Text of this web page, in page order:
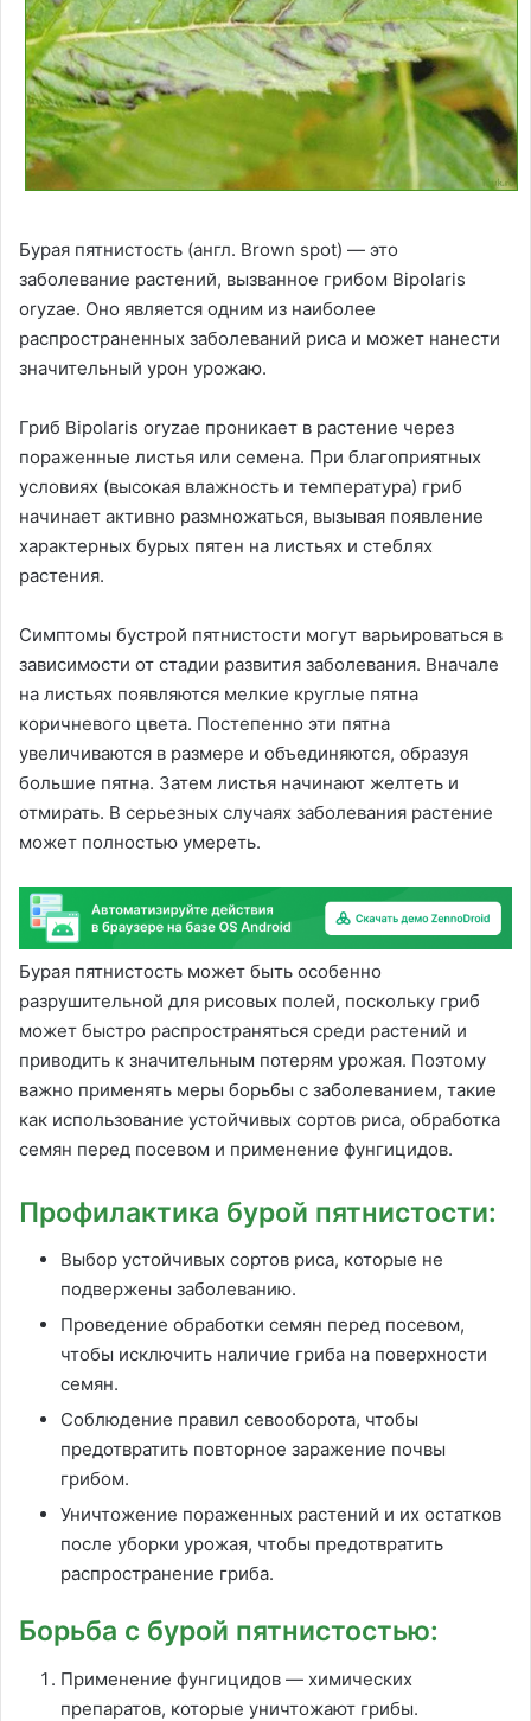
Бурая пятнистость (англ. Brown spot) — это
заболевание растений, вызванное грибом Bipolaris
oryzae. Оно является одним из наиболее
распространенных заболеваний риса и может нанести
значительный урон урожаю.
Гриб Bipolaris oryzae проникает в растение через
пораженные листья или семена. При благоприятных
условиях (высокая влажность и температура) гриб
начинает активно размножаться, вызывая появление
характерных бурых пятен на листьях и стеблях
растения.
Симптомы бустрой пятнистости могут варьироваться в
зависимости от стадии развития заболевания. Вначале
на листьях появляются мелкие круглые пятна
коричневого цвета. Постепенно эти пятна
увеличиваются в размере и объединяются, образуя
большие пятна. Затем листья начинают желтеть и
отмирать. В серьезных случаях заболевания растение
может полностью умереть.
Бурая пятнистость может быть особенно
разрушительной для рисовых полей, поскольку гриб
может быстро распространяться среди растений и
приводить к значительным потерям урожая. Поэтому
важно применять меры борьбы с заболеванием, такие
как использование устойчивых сортов риса, обработка
семян перед посевом и применение фунгицидов.
Профилактика бурой пятнистости:
Выбор устойчивых сортов риса, которые не
подвержены заболеванию.
Проведение обработки семян перед посевом,
чтобы исключить наличие гриба на поверхности
семян.
Соблюдение правил севооборота, чтобы
предотвратить повторное заражение почвы
грибом.
Уничтожение пораженных растений и их остатков
после уборки урожая, чтобы предотвратить
распространение гриба.
Борьба с бурой пятнистостью:
Применение фунгицидов — химических
препаратов, которые уничтожают грибы.